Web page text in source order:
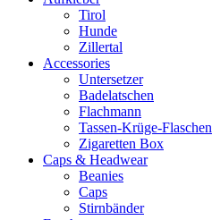
Tirol
Hunde
Zillertal
Accessories
Untersetzer
Badelatschen
Flachmann
Tassen-Krüge-Flaschen
Zigaretten Box
Caps & Headwear
Beanies
Caps
Stirnbänder